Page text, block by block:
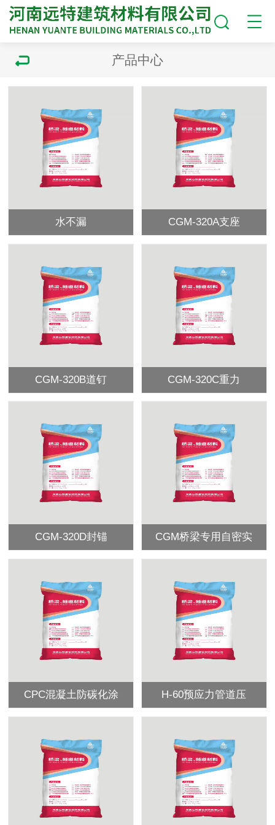
产品中心
水不漏 CGM-320A支座
CGM-320B道钉 CGM-320C重力
CGM-320D封锚 CGM桥梁专用自密实
CPC混凝土防碳化涂 H-60预应力管道压